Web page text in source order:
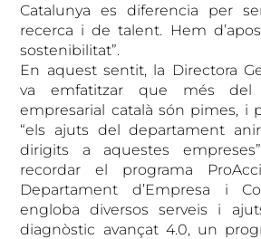
Catalunya es diferencia per
recerca i de talent. Hem
sostenibilitat”.
En aquest sentit, la Directora
va emfatitzar que més
empresarial català són pimes, i
“els ajuts del departament
dirigits a aquestes
recordar el programa
Departament d’Empresa i
engloba diversos serveis i
diagnòstic avançat 4.0, un